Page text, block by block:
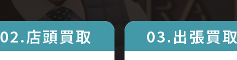
02.店頭買取 03.出張買取